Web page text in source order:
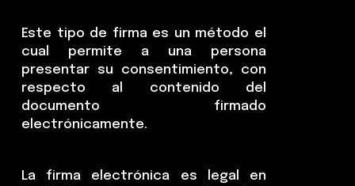
Este tipo de firma es un método el
cual permite a una persona
presentar su consentimiento, con
respecto al contenido del
documento firmado
electrónicamente.
La firma electrónica es legal en